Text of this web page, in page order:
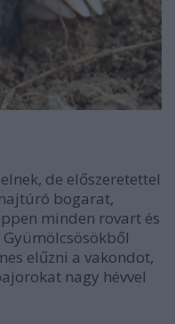
de előszeretettel
bogarat,
minden rovart és
elűzni a vakondot,
nagy hévvel